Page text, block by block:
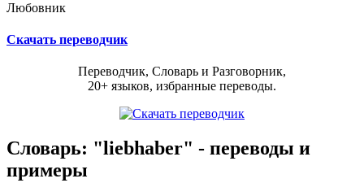
Любовник
Скачать переводчик
Переводчик, Словарь и Разговорник,
20+ языков, избранные переводы.
Словарь: "liebhaber" - переводы и
примеры